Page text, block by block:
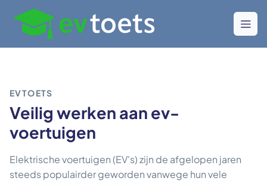
EVTOETS
Veilig werken aan ev-
voertuigen
Elektrische voertuigen (EV's) zijn de afgelopen jaren
steeds populairder geworden vanwege hun vele